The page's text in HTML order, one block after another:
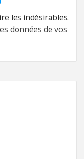
les indésirables.
données de vos